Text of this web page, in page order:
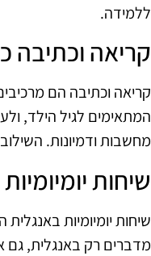
ללמידה.
קריאה וכתיבה
קריאה וכתיבה הם
המתאימים לגיל הילד,
מחשבות ודמיונות.
שיחות
שיחות יומיומיות
מדברים רק באנגלית,